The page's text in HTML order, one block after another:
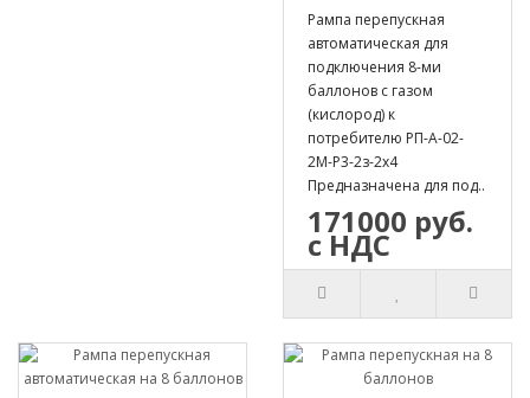
Рампа перепускная
автоматическая для
подключения 8-ми
баллонов с газом
(кислород) к
потребителю РП-А-02-
2М-Р3-2з-2х4
Предназначена для под..
171000 руб.
с НДС